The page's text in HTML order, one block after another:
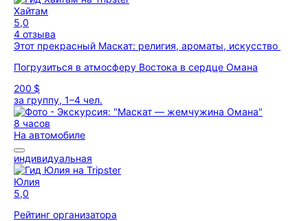
Хайтам
5,0
4 отзыва
Этот прекрасный Маскат: религия, ароматы, искусство
Погрузиться в атмосферу Востока в сердце Омана
200 $
за группу, 1–4 чел.
8 часов
На автомобиле
индивидуальная
Юлия
5,0
Рейтинг организатора